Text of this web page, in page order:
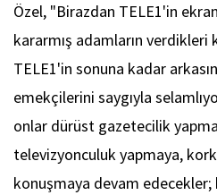
Özel, "Birazdan TELE1'in
kararmış adamların verdikleri
TELE1'in sonuna kadar
emekçilerini saygıyla
onlar dürüst gazetecilik
televizyonculuk yapmaya,
konuşmaya devam edecekler;